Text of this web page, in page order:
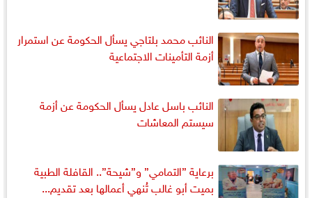
النائب محمد بلتاجي يسأل الحكومة عن استمرار
أزمة التأمينات الاجتماعية
النائب باسل عادل يسأل الحكومة عن أزمة
سيستم المعاشات
برعاية ”التمامي” و”شيحة”.. القافلة الطبية
بميت أبو غالب تُنهي أعمالها بعد تقديم...